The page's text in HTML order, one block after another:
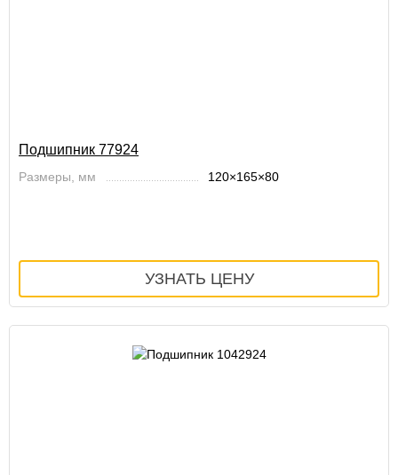
Подшипник 77924
Размеры, мм 120×165×80